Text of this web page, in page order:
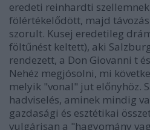
eredeti reinhardti
fölértékelődött, majd
szorult. Kusej eredetileg
föltűnést keltett), aki
rendezett, a Don Giovanni t
Nehéz megjósolni, mi
melyik "vonal" jut előnyhöz.
hadviselés, aminek mindig
gazdasági és esztétikai
vulgárisan a "hagyomány